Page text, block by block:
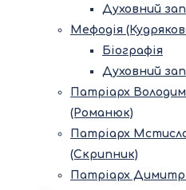
Духовний
Мефодія
Біографія
Духовний
Патріарх
(Романюк)
Патріарх
(Скрипник)
Патріарх